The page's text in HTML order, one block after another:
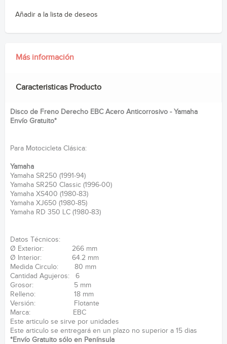
Añadir a la lista de deseos
Más información
Caracteristicas Producto
Disco de Freno Derecho EBC Acero Anticorrosivo - Yamaha
Envío Gratuito*
Para Motocicleta Clásica:
Yamaha
Yamaha SR250 (1991-94)
Yamaha SR250 Classic (1996-00)
Yamaha XS400 (1980-83)
Yamaha XJ650 (1980-85)
Yamaha RD 350 LC (1980-83)
Datos Técnicos:
Ø Exterior: 266 mm
Ø Interior: 64.2 mm
Medida Circulo: 80 mm
Cantidad Agujeros: 6
Grosor: 5 mm
Relleno: 18 mm
Versión: Flotante
Marca: EBC
Este articulo se sirve por unidades
Este articulo se entregará en un plazo no superior a 15 dias
*Envío Gratuito sólo en Península